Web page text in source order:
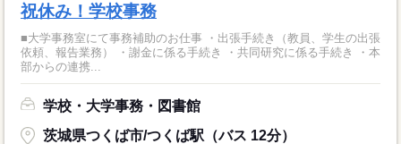
祝休み！学校事務
■大学事務室にて事務補助のお仕事 ・出張手続き（教員、学生の出張
依頼、報告業務） ・謝金に係る手続き ・共同研究に係る手続き ・本
部からの連携...
学校・大学事務・図書館
茨城県つくば市/つくば駅（バス 12分）